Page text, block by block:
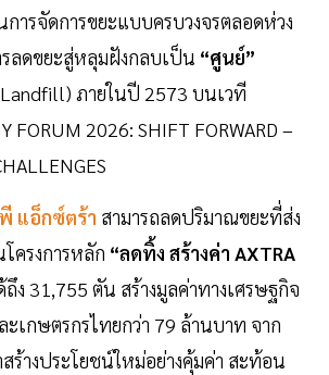
ารจัดการขยะแบบครบวงจรตลอดห่วง
ลดขยะสู่หลุมฝังกลบเป็น “ศูนย์”
ภายในปี 2573 บนเวที
FORUM 2026: SHIFT FORWARD –
แอ็กซ์ตร้า สามารถลดปริมาณขยะที่ส่ง
ครงการหลัก “ลดทิ้ง สร้างค่า AXTRA
ถึง 31,755 ตัน สร้างมูลค่าทางเศรษฐกิจ
เกษตรกรไทยกว่า 79 ล้านบาท จาก
ร้างประโยชน์ใหม่อย่างคุ้มค่า สะท้อน